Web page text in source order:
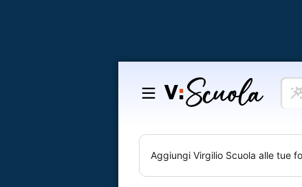
Salta
contenuto
Cosa
vuoi
Aggiungi Virgilio Scuola alle tue